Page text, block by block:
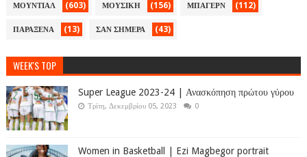
ΜΟΥΝΤΙΑΛ (603) ΜΟΥΣΙΚΗ (156) ΜΠΑΓΕΡΝ (112)
ΠΑΡΑΞΕΝΑ (13) ΣΑΝ ΣΗΜΕΡΑ (43)
WEEK'S TOP
Super League 2023-24 | Ανασκόπηση πρώτου γύρου
Τρίτη, Δεκεμβρίου 05, 2023 0
Women in Basketball | Ezi Magbegor portrait